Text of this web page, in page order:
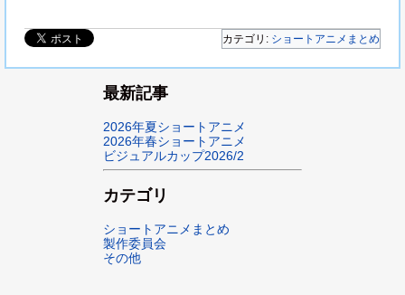
カテゴリ: ショートアニメまとめ
最新記事
2026年夏ショートアニメ
2026年春ショートアニメ
ビジュアルカップ2026/2
カテゴリ
ショートアニメまとめ
製作委員会
その他